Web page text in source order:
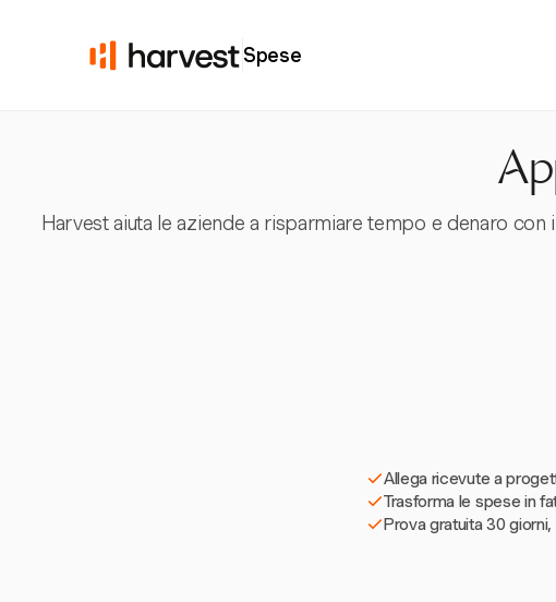
Spese
Harvest aiuta le aziende a risparmiare tempo e denaro
Allega ricevute a
Trasforma le spese in
Prova gratuita 30